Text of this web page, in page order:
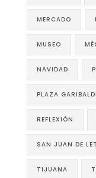
MERCADO
MUSEO
NAVIDAD
PLAZA GARIBALDI
REFLEXIÓN
SAN JUAN DE
TIJUANA